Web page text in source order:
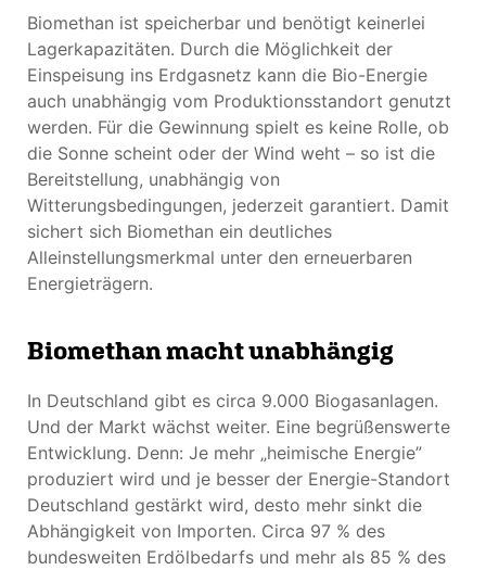
Biomethan ist speicherbar und benötigt keinerlei
Lagerkapazitäten. Durch die Möglichkeit der
Einspeisung ins Erdgasnetz kann die Bio-Energie
auch unabhängig vom Produktionsstandort genutzt
werden. Für die Gewinnung spielt es keine Rolle, ob
die Sonne scheint oder der Wind weht – so ist die
Bereitstellung, unabhängig von
Witterungsbedingungen, jederzeit garantiert. Damit
sichert sich Biomethan ein deutliches
Alleinstellungsmerkmal unter den erneuerbaren
Energieträgern.
Biomethan macht unabhängig
In Deutschland gibt es circa 9.000 Biogasanlagen.
Und der Markt wächst weiter. Eine begrüßenswerte
Entwicklung. Denn: Je mehr „heimische Energie”
produziert wird und je besser der Energie-Standort
Deutschland gestärkt wird, desto mehr sinkt die
Abhängigkeit von Importen. Circa 97 % des
bundesweiten Erdölbedarfs und mehr als 85 % des